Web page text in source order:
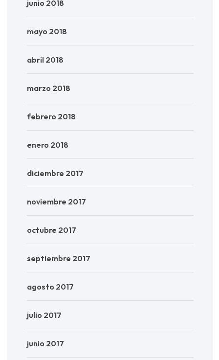
junio 2018
mayo 2018
abril 2018
marzo 2018
febrero 2018
enero 2018
diciembre 2017
noviembre 2017
octubre 2017
septiembre 2017
agosto 2017
julio 2017
junio 2017